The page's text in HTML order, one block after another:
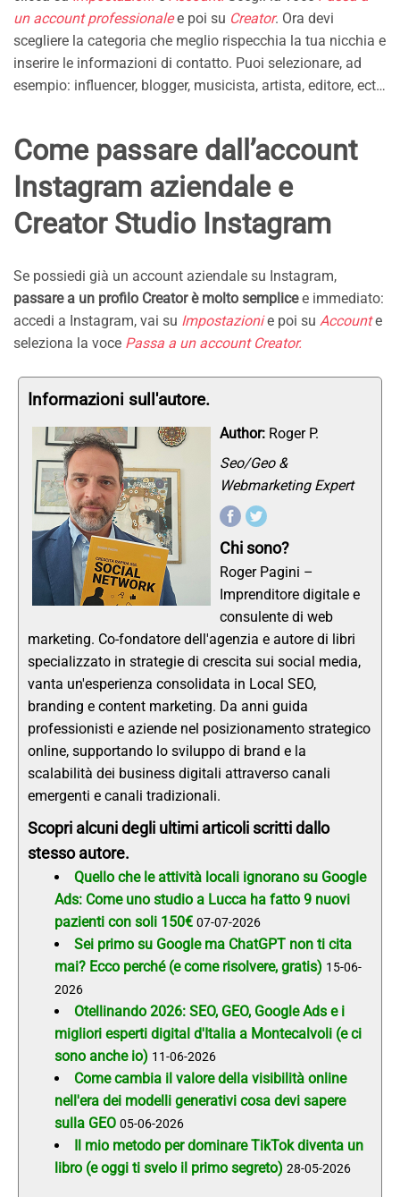
un account professionalee poi su Creator. Ora devi
scegliere la categoria che meglio rispecchia la tua nicchia e
inserire le informazioni di contatto. Puoi selezionare, ad
esempio: influencer, blogger, musicista, artista, editore, ect…
Come passare dall’account
Instagram aziendale e
Creator Studio Instagram
Se possiedi già un account aziendale su Instagram,
passare a un profilo Creator è molto semplicee immediato:
accedi a Instagram, vai su Impostazionie poi su Accounte
seleziona la voce Passa a un account Creator.
Informazioni sull'autore.
Author: Roger P.
Seo/Geo &
Webmarketing Expert
Chi sono?
Roger Pagini –
Imprenditore digitale e
consulente di web
marketing. Co-fondatore dell'agenzia e autore di libri
specializzato in strategie di crescita sui social media,
vanta un'esperienza consolidata in Local SEO,
branding e content marketing. Da anni guida
professionisti e aziende nel posizionamento strategico
online, supportando lo sviluppo di brand e la
scalabilità dei business digitali attraverso canali
emergenti e canali tradizionali.
Scopri alcuni degli ultimi articoli scritti dallo
stesso autore.
Quello che le attività locali ignorano su Google
Ads: Come uno studio a Lucca ha fatto 9 nuovi
pazienti con soli 150€ 07-07-2026
Sei primo su Google ma ChatGPT non ti cita
mai? Ecco perché (e come risolvere, gratis) 15-06-
2026
Otellinando 2026: SEO, GEO, Google Ads e i
migliori esperti digital d'Italia a Montecalvoli (e ci
sono anche io) 11-06-2026
Come cambia il valore della visibilità online
nell'era dei modelli generativi cosa devi sapere
sulla GEO 05-06-2026
Il mio metodo per dominare TikTok diventa un
libro (e oggi ti svelo il primo segreto) 28-05-2026